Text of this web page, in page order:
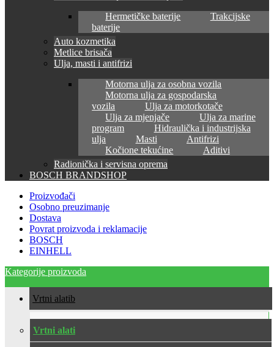
Hermetičke baterije
Trakcijske
baterije
Auto kozmetika
Metlice brisača
Ulja, masti i antifrizi
Motorna ulja za osobna vozila
Motorna ulja za gospodarska
vozila
Ulja za motorkotače
Ulja za mjenjače
Ulja za marine
program
Hidraulička i industrijska
ulja
Masti
Antifrizi
Kočione tekućine
Aditivi
Radionička i servisna oprema
BOSCH BRANDSHOP
Proizvođači
Osobno preuzimanje
Dostava
Povrat proizvoda i reklamacije
BOSCH
EINHELL
Kategorije proizvoda
Vrtni alati
Vrtni alati